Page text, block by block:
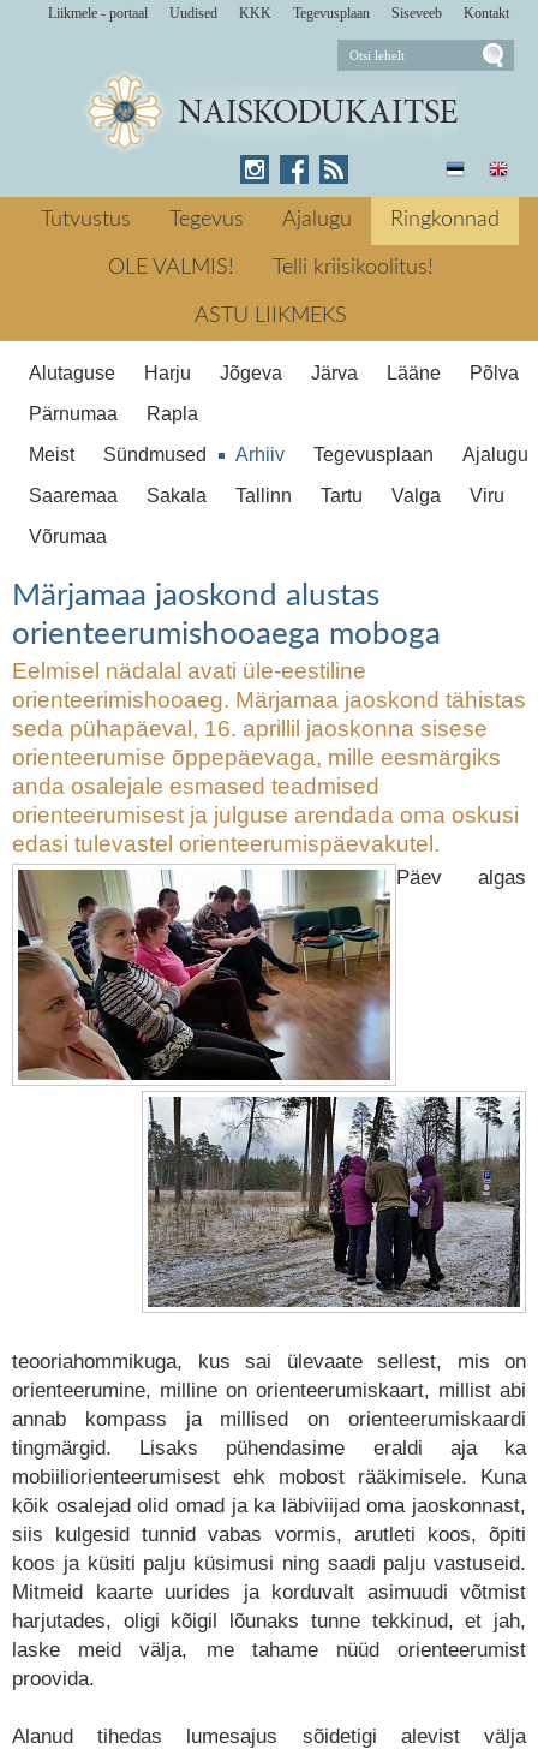
Liikmele - portaal Uudised KKK Tegevusplaan Siseveeb Kontakt
Märjamaa jaoskond alustas
Eelmisel nädalal avati üle-eestiline
orienteerimishooaeg. Märjamaa jaoskond
tähistas seda pühapäeval, 16. aprillil
jaoskonna sisese orienteerumise
osalejale esmased teadmised
oskusi edasi tulevastel
orienteerumispäevakutel. aprillil 2017
Naiskodukaitse mälestus- ja
meenutustepäev Järgmine →
Tutvustus Tegevus Ajalugu Ringkonnad
OLE VALMIS! Telli kriisikoolitus!
ASTU LIIKMEKS
Alutaguse Harju Jõgeva Järva Lääne
Põlva
Pärnumaa
Rapla
Meist
Sündmused Arhiiv Tegevusplaan
Ajalugu
Saaremaa
Sakala Tallinn Tartu Valga
Viru
Võrumaa
Märjamaa jaoskond alustas
orienteerumishooaega moboga
Eelmisel nädalal avati üle-eestiline
orienteerimishooaeg. Märjamaa jaoskond tähistas
seda pühapäeval, 16. aprillil jaoskonna sisese
orienteerumise õppepäevaga, mille eesmärgiks
anda osalejale esmased teadmised
orienteerumisest ja julguse arendada oma oskusi
edasi tulevastel orienteerumispäevakutel.
Päev algas
teooriahommikuga, kus sai ülevaate sellest, mis on
orienteerumine, milline on orienteerumiskaart, millist abi
annab kompass ja millised on orienteerumiskaardi
tingmärgid. Lisaks pühendasime eraldi aja ka
mobiiliorienteerumisest ehk mobost rääkimisele. Kuna
kõik osalejad olid omad ja ka läbiviijad oma jaoskonnast,
siis kulgesid tunnid vabas vormis, arutleti koos, õpiti
koos ja küsiti palju küsimusi ning saadi palju vastuseid.
Mitmeid kaarte uurides ja korduvalt asimuudi võtmist
harjutades, oligi kõigil lõunaks tunne tekkinud, et jah,
laske meid välja, me tahame nüüd orienteerumist
proovida.
Alanud tihedas lumesajus sõidetigi alevist välja